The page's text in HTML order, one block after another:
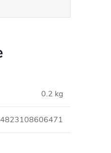
0.2 kg
4823108606471